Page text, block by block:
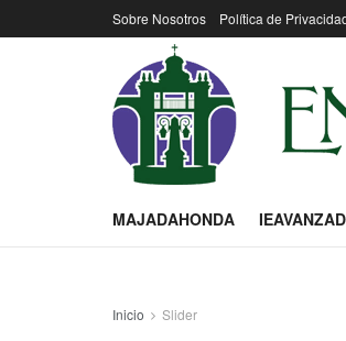
Sobre Nosotros Política de
MAJADAHONDA
Inicio Slider